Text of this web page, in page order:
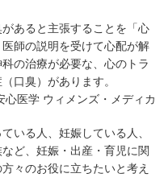
あると主張することを「心
師の説明を受けて心配が解
の治療が必要な、心のトラ
口臭）があります。
医学 ウィメンズ・メディカ
いる人、妊娠している人、
ど、妊娠・出産・育児に関
々のお役に立ちたいと考え